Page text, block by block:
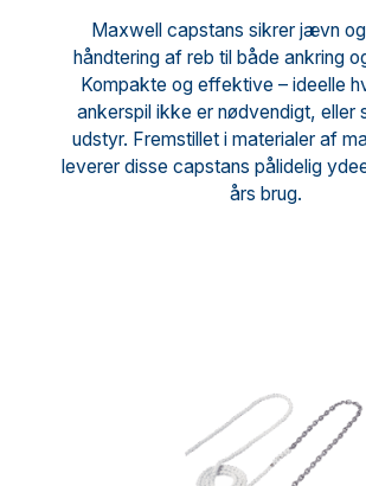
Maxwell capstans sikrer jævn
håndtering af reb til både ankring
Kompakte og effektive – ideelle
ankerspil ikke er nødvendigt, eller
udstyr. Fremstillet i materialer af
leverer disse capstans pålidelig
års brug.